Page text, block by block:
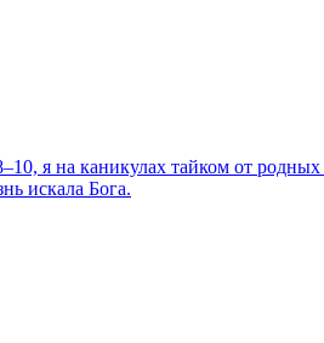
я на каникулах тайком от
искала Бога.